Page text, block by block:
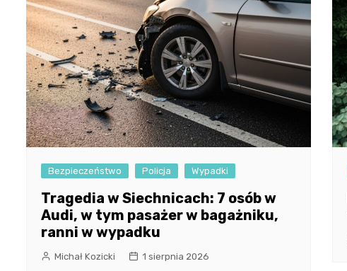
Bezpieczeństwo Policja Wypadki
Tragedia w Siechnicach: 7 osób w
Audi, w tym pasażer w bagażniku,
ranni w wypadku
Michał Kozicki 1 sierpnia 2026